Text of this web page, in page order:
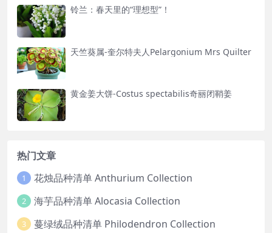
铃兰：春天里的“理想型”！
天竺葵属-奎尔特夫人Pelargonium Mrs Quilter​
黄金姜大饼-Costus spectabilis奇丽闭鞘姜
热门文章
1 花烛品种清单 Anthurium Collection
2 海芋品种清单 Alocasia Collection
3 蔓绿绒品种清单 Philodendron Collection